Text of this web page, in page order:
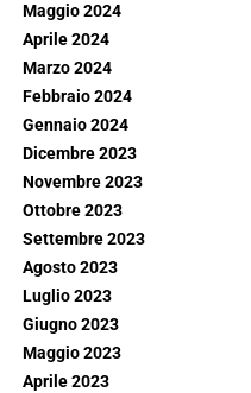
Maggio 2024
Aprile 2024
Marzo 2024
Febbraio 2024
Gennaio 2024
Dicembre 2023
Novembre 2023
Ottobre 2023
Settembre 2023
Agosto 2023
Luglio 2023
Giugno 2023
Maggio 2023
Aprile 2023